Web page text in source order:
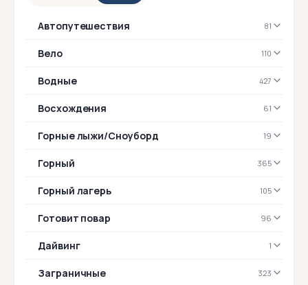
Автопутешествия 81
Вело 110
Водные 427
Восхождения 61
Горные лыжи/Сноуборд 19
Горный 365
Горный лагерь 105
Готовит повар 96
Дайвинг 1
Заграничные 323